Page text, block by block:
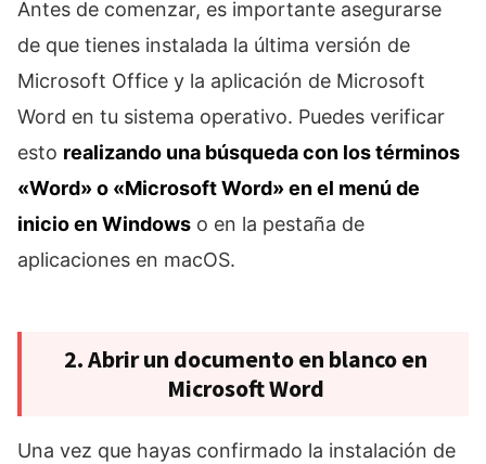
Antes de comenzar, es importante asegurarse
de que tienes instalada la última versión de
Microsoft Office y la aplicación de Microsoft
Word en tu sistema operativo. Puedes verificar
esto realizando una búsqueda con los términos
«Word» o «Microsoft Word» en el menú de
inicio en Windows o en la pestaña de
aplicaciones en macOS.
2. Abrir un documento en blanco en
Microsoft Word
Una vez que hayas confirmado la instalación de